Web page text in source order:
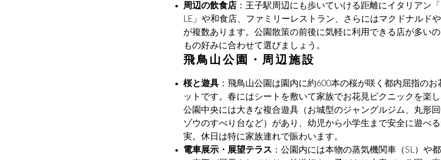
周辺の飲食店 ：王子駅周辺にも歩いていける距離にイタリアン「
LE」や和食店、ファミリーレストラン、さらにはマクドナルド
が複数あります。公園散策の前後に気軽に利用できる店が多い
もの好みに合わせて選びましょう。
飛鳥山公園・周辺施設
桜と遊具 ：飛鳥山公園は園内に約600本の桜が咲く都内屈指のお
ットです。春にはシートを敷いて家族でお花見ピクニックを楽し
公園中央には大きな複合遊具（お城型のジャングルジム、丸形回
ゾウのすべり台など）があり、幼児から小学生まで安全に遊べ
実。休日は特に家族連れで賑わいます。
電車展示・展望テラス ：公園内には本物の蒸気機関車（SL）や